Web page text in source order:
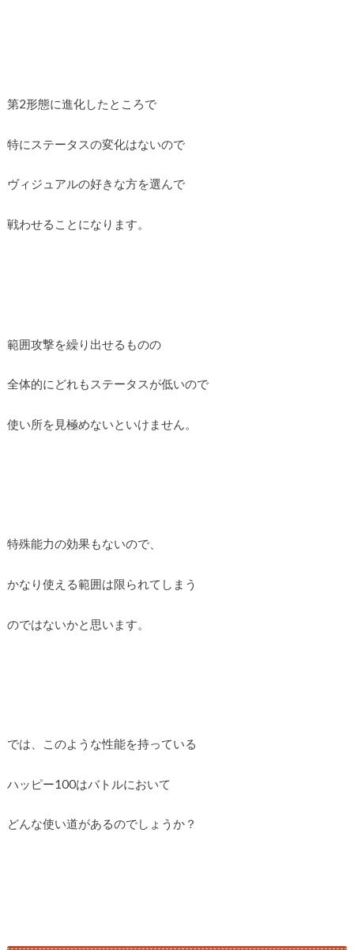
第2形態に進化したところで
特にステータスの変化はないので
ヴィジュアルの好きな方を選んで
戦わせることになります。
範囲攻撃を繰り出せるものの
全体的にどれもステータスが低いので
使い所を見極めないといけません。
特殊能力の効果もないので、
かなり使える範囲は限られてしまう
のではないかと思います。
では、このような性能を持っている
ハッピー100はバトルにおいて
どんな使い道があるのでしょうか？